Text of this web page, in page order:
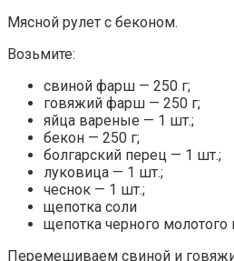
Мясной рулет с беконом.
Возьмите:
свиной фарш — 250 г;
говяжий фарш — 250 г;
яйца вареные — 1 шт.;
бекон — 250 г;
болгарский перец — 1 шт.;
луковица — 1 шт.;
чеснок — 1 шт.;
щепотка соли
щепотка черного молотого
Перемешиваем свиной и